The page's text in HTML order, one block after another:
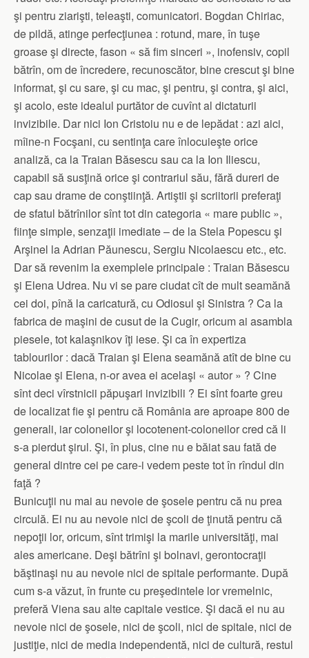
şi pentru ziarişti, teleaşti, comunicatori. Bogdan Chiriac,
de pildă, atinge perfecţiunea : rotund, mare, în tuşe
groase şi directe, fason « să fim sinceri », inofensiv, copil
bătrîn, om de încredere, recunoscător, bine crescut şi bine
informat, şi cu sare, şi cu mac, şi pentru, şi contra, şi aici,
şi acolo, este idealul purtător de cuvînt al dictaturii
invizibile. Dar nici Ion Cristoiu nu e de lepădat : azi aici,
mîine-n Focşani, cu sentinţa care înlocuieşte orice
analiză, ca la Traian Băsescu sau ca la Ion Iliescu,
capabil să susţină orice şi contrariul său, fără dureri de
cap sau drame de conştiinţă. Artiştii şi scriitorii preferaţi
de sfatul bătrînilor sînt tot din categoria « mare public »,
fiinţe simple, senzaţii imediate – de la Stela Popescu şi
Arşinel la Adrian Păunescu, Sergiu Nicolaescu etc., etc.
Dar să revenim la exemplele principale : Traian Băsescu
şi Elena Udrea. Nu vi se pare ciudat cît de mult seamănă
cei doi, pînă la caricatură, cu Odiosul şi Sinistra ? Ca la
fabrica de maşini de cusut de la Cugir, oricum ai asambla
piesele, tot kalaşnikov îţi iese. Şi ca în expertiza
tablourilor : dacă Traian şi Elena seamănă atît de bine cu
Nicolae şi Elena, n-or avea ei acelaşi « autor » ? Cine
sînt deci vîrstnicii păpuşari invizibili ? Ei sînt foarte greu
de localizat fie şi pentru că România are aproape 800 de
generali, iar coloneilor şi locotenent-coloneilor cred că li
s-a pierdut şirul. Şi, în plus, cine nu e băiat sau fată de
general dintre cei pe care-i vedem peste tot în rîndul din
faţă ?
Bunicuţii nu mai au nevoie de şosele pentru că nu prea
circulă. Ei nu au nevoie nici de şcoli de ţinută pentru că
nepoţii lor, oricum, sînt trimişi la marile universităţi, mai
ales americane. Deşi bătrîni şi bolnavi, gerontocraţii
băştinaşi nu au nevoie nici de spitale performante. După
cum s-a văzut, în frunte cu preşedintele lor vremelnic,
preferă Viena sau alte capitale vestice. Şi dacă ei nu au
nevoie nici de şosele, nici de şcoli, nici de spitale, nici de
justiţie, nici de media independentă, nici de cultură, restul